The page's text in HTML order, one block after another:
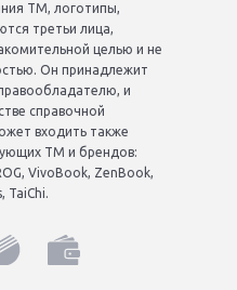
ТМ, логотипы,
третьи лица,
целью и не
Он принадлежит
и
справочной
входить также
ТМ и брендов:
VivoBook, ZenBook,
TaiChi.